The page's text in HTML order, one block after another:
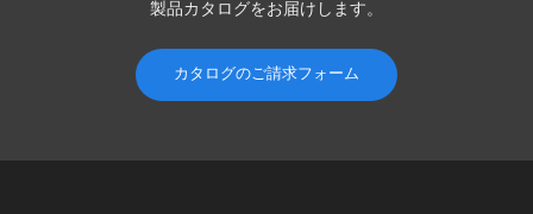
製品カタログをお届けします。
カタログのご請求フォーム